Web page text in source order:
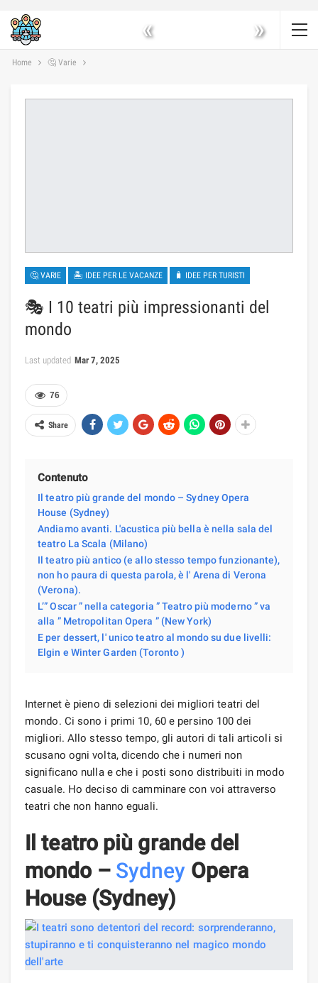
« »
Home 🤔 Varie
🤔 VARIE 🏝 IDEE PER LE VACANZE 🧳 IDEE PER TURISTI
🎭 I 10 teatri più impressionanti del
mondo
Last updated Mar 7, 2025
76
Share
Contenuto
Il teatro più grande del mondo – Sydney Opera
House (Sydney)
Andiamo avanti. L'acustica più bella è nella sala del
teatro La Scala (Milano)
Il teatro più antico (e allo stesso tempo funzionante),
non ho paura di questa parola, è l' Arena di Verona
(Verona).
L’” Oscar ” nella categoria ” Teatro più moderno ” va
alla ” Metropolitan Opera ” (New York)
E per dessert, l' unico teatro al mondo su due livelli:
Elgin e Winter Garden (Toronto )
Internet è pieno di selezioni dei migliori teatri del
mondo. Ci sono i primi 10, 60 e persino 100 dei
migliori. Allo stesso tempo, gli autori di tali articoli si
scusano ogni volta, dicendo che i numeri non
significano nulla e che i posti sono distribuiti in modo
casuale. Ho deciso di camminare con voi attraverso
teatri che non hanno eguali.
Il teatro più grande del
mondo – Sydney Opera
House (Sydney)